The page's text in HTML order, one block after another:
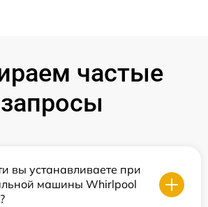
частые
запросы
вы устанавливаете при
машины Whirlpool